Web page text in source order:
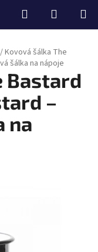
Hľadať
KOŠÍK
/Kovová šálka The
šálka na nápoje
Bastard
–
na